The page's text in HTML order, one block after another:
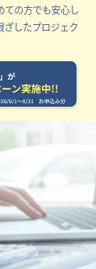
ての方でも安心し
ざしたプロジェク